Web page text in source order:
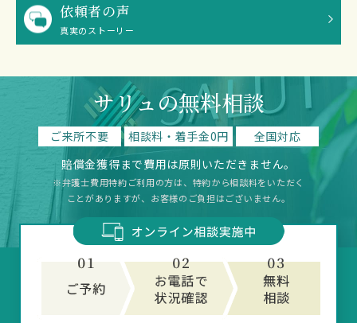
依頼者の声
真実のストーリー
サリュの無料相談
ご来所不要 相談料・着手金0円
全国対応
賠償金獲得まで費用は原則いただきません。
※弁護士費用特約ご利用の方は、特約から相談料をいただく
ことがありますが、お客様のご負担はございません。